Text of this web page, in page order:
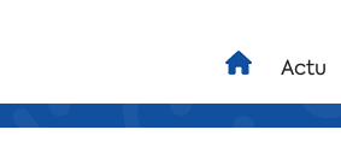
Actu